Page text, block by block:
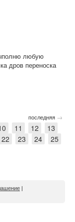
любую
дров переноска
последняя →
11 12
13
22 23 24
25
|